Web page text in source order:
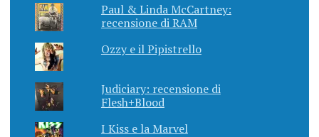
Paul & Linda McCartney:
recensione di RAM
Ozzy e il Pipistrello
Judiciary: recensione di
Flesh+Blood
I Kiss e la Marvel